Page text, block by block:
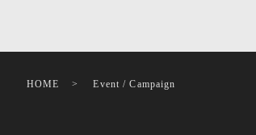
HOME Event / Campaign